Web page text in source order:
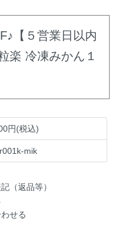
【５営業日以内
楽 冷凍みかん１
円(税込)
mik
（返品等）
せる